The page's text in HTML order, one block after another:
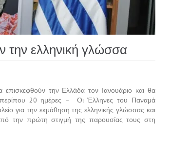
την ελληνική γλώσσα
επισκεφθούν την Ελλάδα τον Ιανουάριο και θα
περίπου 20 ημέρες – Οι Έλληνες του Παναμά
για την εκμάθηση της ελληνικής γλώσσας και
την πρώτη στιγμή της παρουσίας τους στη